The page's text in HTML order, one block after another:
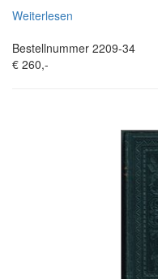
Weiterlesen
Bestellnummer 2209-34
€ 260,-